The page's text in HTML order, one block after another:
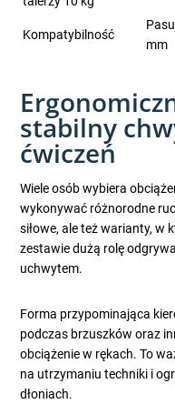
Kompatybilność
mm
stabilny
ćwiczeń
Wiele osób wybiera
wykonywać różnorodne
siłowe, ale też warianty, w
zestawie dużą rolę
uchwytem.
Forma przypominająca
podczas brzuszków oraz
obciążenie w rękach. To
na utrzymaniu techniki i
dłoniach.